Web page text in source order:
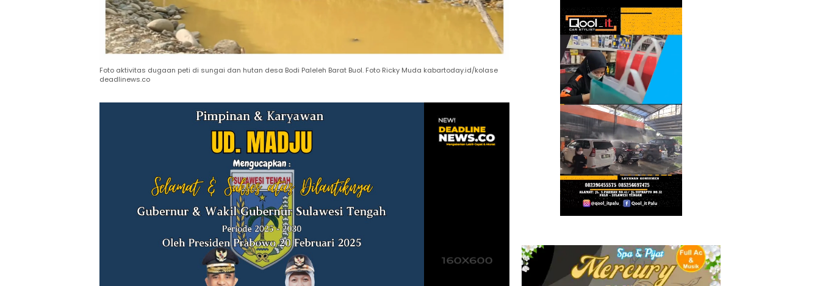
Foto aktivitas dugaan peti di sungai dan hutan desa Bodi Paleleh Barat Buol. Foto Ricky Muda kabartoday.id/kolase
deadlinews.co